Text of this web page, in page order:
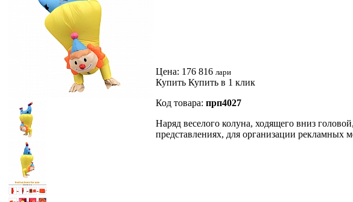
Цена: 176 816 лари
Купить Купить в 1 клик
Код товара: прп4027
Наряд веселого колуна, ходящего вниз
представлениях, для организации